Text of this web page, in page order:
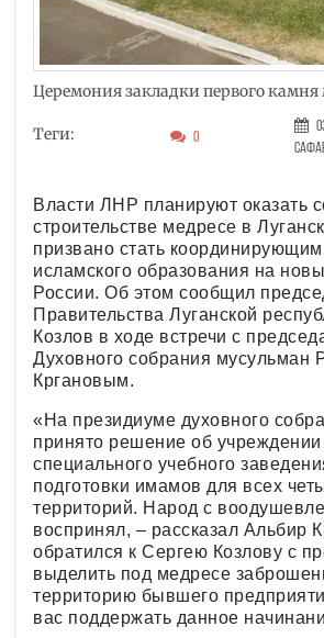
Церемония закладки первого камня
Теги: 0
Власти ЛНР планируют оказать
строительстве медресе в
призвано стать
исламского образования на
России. Об этом сообщил
Правительства Луганской
Козлов в ходе встречи с
Духовного собрания мусульман
Кргановым.
«На президиуме духовного
принято решение об учреждении
специального учебного
подготовки имамов для всех
территорий. Народ с
воспринял, – рассказал Альбир
обратился к Сергею Козлову с
выделить под медресе
территорию бывшего
вас поддержать данное